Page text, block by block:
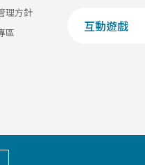
理方針
區
互動遊戲